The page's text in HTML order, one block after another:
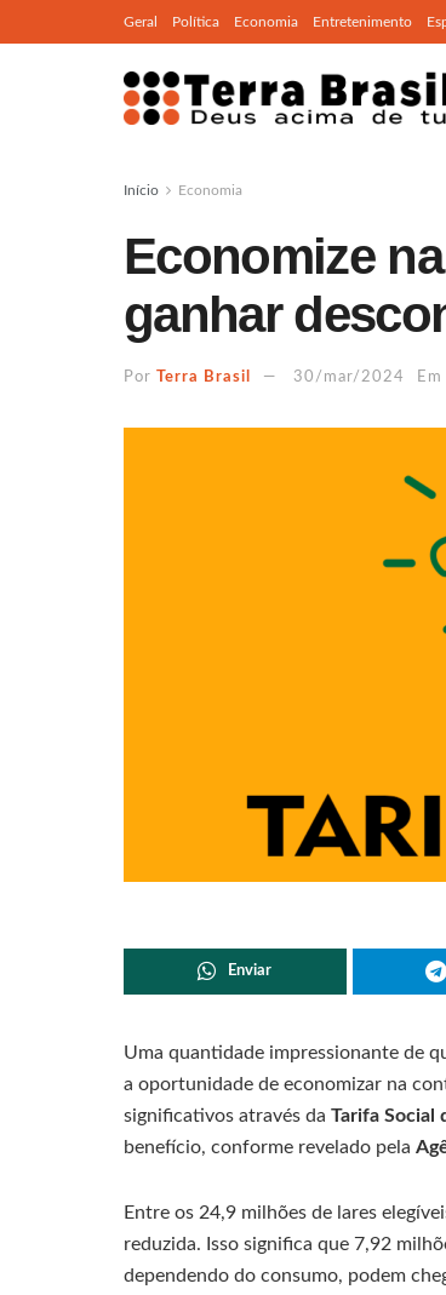
Geral Política Economia Entretenimento
Início Economia
Economize
ganhar
Por Terra Brasil 30/mar/2024 Em
Enviar
Uma quantidade impressionante de
a oportunidade de economizar na
significativos através da Tarifa Social
benefício, conforme revelado pela
Entre os 24,9 milhões de lares
reduzida. Isso significa que 7,92
dependendo do consumo, podem